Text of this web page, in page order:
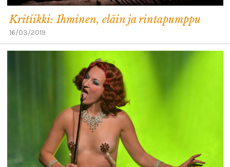
Kritiikki: Ihminen, eläin ja rintapumppu
16/03/2019